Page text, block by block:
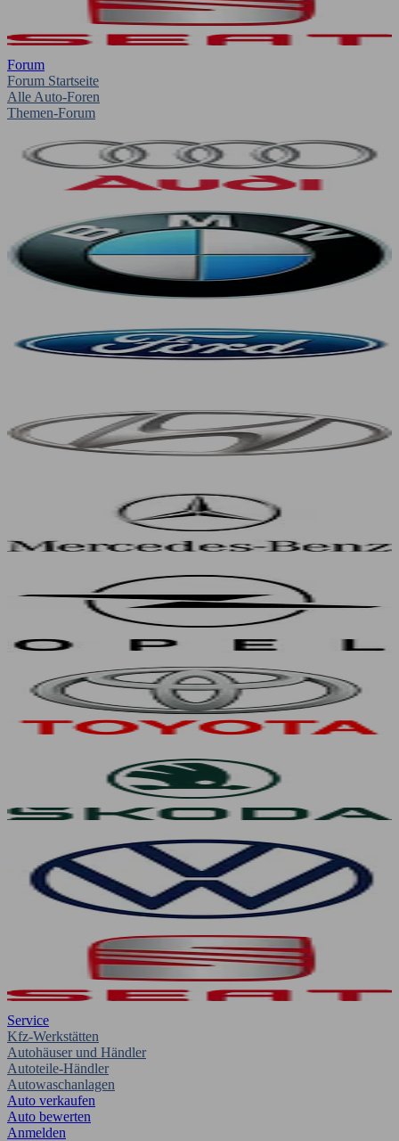
Forum
Forum Startseite
Alle Auto-Foren
Themen-Forum
Service
Kfz-Werkstätten
Autohäuser und Händler
Autoteile-Händler
Autowaschanlagen
Auto verkaufen
Auto bewerten
Anmelden